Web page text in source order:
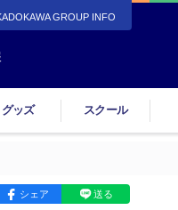
GROUP INFO
グッズ スクール
シェア 送る